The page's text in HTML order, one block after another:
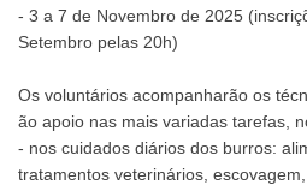
- 3 a 7 de Novembro de 2025
Setembro pelas 20h)
Os voluntários acompanharão os
ão apoio nas mais variadas tarefas,
- nos cuidados diários dos burros:
tratamentos veterinários,